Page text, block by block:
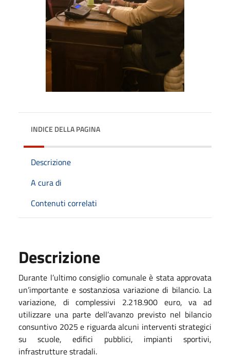
INDICE DELLA PAGINA
Descrizione
A cura di
Contenuti correlati
Descrizione
Durante l’ultimo consiglio comunale è stata approvata
un’importante e sostanziosa variazione di bilancio. La
variazione, di complessivi 2.218.900 euro, va ad
utilizzare una parte dell’avanzo previsto nel bilancio
consuntivo 2025 e riguarda alcuni interventi strategici
su scuole, edifici pubblici, impianti sportivi,
infrastrutture stradali.